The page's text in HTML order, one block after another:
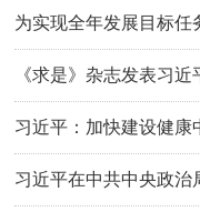
为实现全年发展目标
《求是》杂志发表习
习近平：加快建设健康
习近平在中共中央政